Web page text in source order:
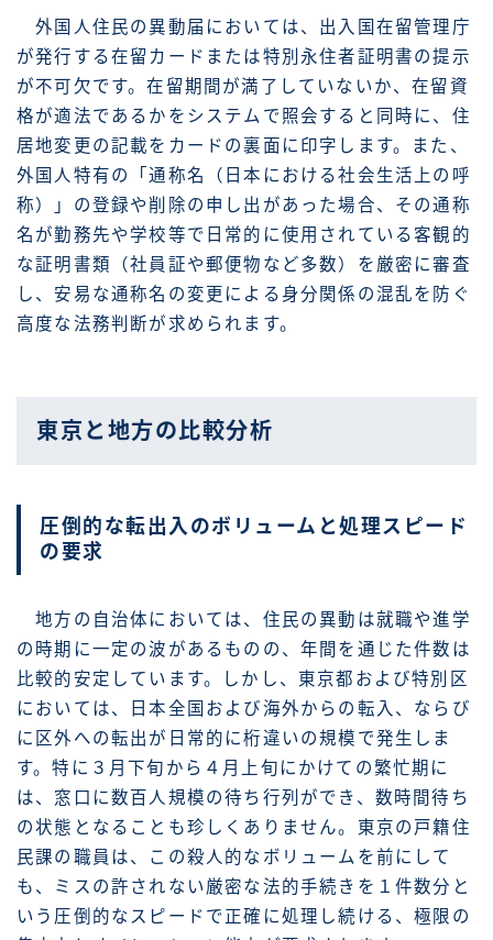
外国人住民の異動届においては、出入国在留管理庁
が発行する在留カードまたは特別永住者証明書の提示
が不可欠です。在留期間が満了していないか、在留資
格が適法であるかをシステムで照会すると同時に、住
居地変更の記載をカードの裏面に印字します。また、
外国人特有の「通称名（日本における社会生活上の呼
称）」の登録や削除の申し出があった場合、その通称
名が勤務先や学校等で日常的に使用されている客観的
な証明書類（社員証や郵便物など多数）を厳密に審査
し、安易な通称名の変更による身分関係の混乱を防ぐ
高度な法務判断が求められます。
東京と地方の比較分析
圧倒的な転出入のボリュームと処理スピード
の要求
地方の自治体においては、住民の異動は就職や進学
の時期に一定の波があるものの、年間を通じた件数は
比較的安定しています。しかし、東京都および特別区
においては、日本全国および海外からの転入、ならび
に区外への転出が日常的に桁違いの規模で発生しま
す。特に３月下旬から４月上旬にかけての繁忙期に
は、窓口に数百人規模の待ち行列ができ、数時間待ち
の状態となることも珍しくありません。東京の戸籍住
民課の職員は、この殺人的なボリュームを前にして
も、ミスの許されない厳密な法的手続きを１件数分と
いう圧倒的なスピードで正確に処理し続ける、極限の